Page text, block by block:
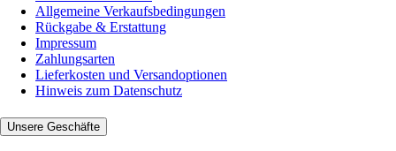
Allgemeine Verkaufsbedingungen
Rückgabe & Erstattung
Impressum
Zahlungsarten
Lieferkosten und Versandoptionen
Hinweis zum Datenschutz
Unsere Geschäfte